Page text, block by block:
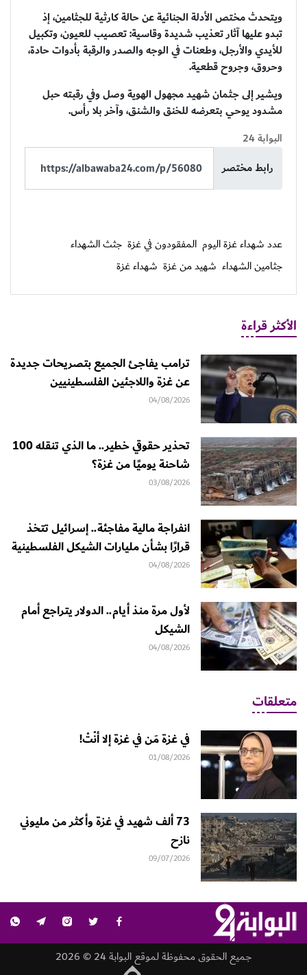
ويتحدث مختص الأدلة الجنائية عن حالة كارثية للجثامين، إذ
تبدو عليها آثار تعذيب شديدة وقاسية: تعصيب للعيون، وتكبيل
للأيدي والأرجل، وطعنات في الوجه والصدر والرقبة بأدوات حادة،
وحروق، وجروح قطعية.
ويشير إلى جثمان شهيد مجهول الهوية وصل وفي رقبته حبل
مشدود يوحي بتعرضه للخنق والشنق، وآخر بلا رأس.
البوابة 24
رابط مختصر
عدد شهداء غزة اليوم المفقودون في غزة جثث الشهداء
جثامين الشهداء شهيد من غزة شهداء غزة
الأكثر قراءة
ترامب يفاجئ الجميع بتصريحات جديدة
عن غزة واللاجئين الفلسطينيين
04/08/2026
تحذير حقوقي خطير.. ما الذي تنقله 100
شاحنة يوميًا من غزة؟
03/08/2026
انفراجة مالية مفاجئة.. إسرائيل تتخذ
قرارًا بشأن مليارات الشيكل الفلسطينية
04/08/2026
لأول مرة منذ أيام.. الدولار يتراجع أمام
الشيكل
04/08/2026
متعلقات
في غزة مَن في غزة إلا أنْتْ!
01/08/2026
73 ألف شهيد في غزة وأكثر من مليوني
نازح
09/07/2026
جميع الحقوق محفوظة لموقع البوابة 24 © 2026